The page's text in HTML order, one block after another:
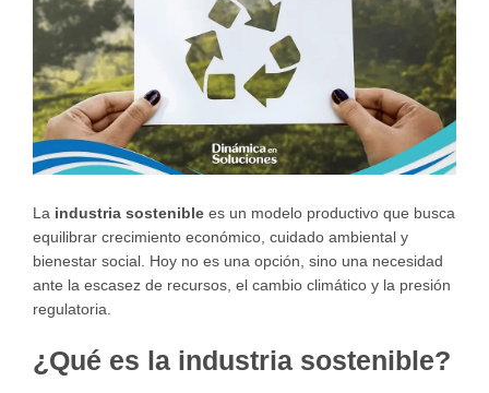
La industria sostenible es un modelo productivo que busca
equilibrar crecimiento económico, cuidado ambiental y
bienestar social. Hoy no es una opción, sino una necesidad
ante la escasez de recursos, el cambio climático y la presión
regulatoria.
¿Qué es la industria sostenible?